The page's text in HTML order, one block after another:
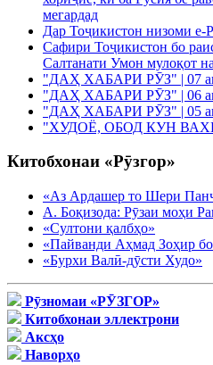
мегардад
Дар Тоҷикистон низоми e-
Сафири Тоҷикистон бо
Салтанати Умон мулоқот
"ДАҲ ХАБАРИ РӮЗ" | 07
"ДАҲ ХАБАРИ РӮЗ" | 06
"ДАҲ ХАБАРИ РӮЗ" | 05
"ХУДОЁ, ОБОД КУН
Китобхонаи «Рӯзгор»
«Аз Ардашер то Шери
А. Боқизода: Рӯзаи моҳи
«Султони қалбҳо»
«Пайванди Аҳмад Зоҳир
«Бурхи Валӣ-дӯсти Худо»
Рӯзномаи «РӮЗГОР»
Китобхонаи эллектрони
Аксҳо
Наворҳо